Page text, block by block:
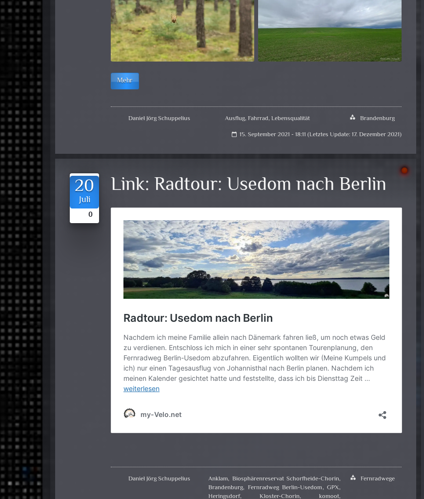
Mehr
Daniel Jörg Schuppelius Ausflug,Fahrrad,Lebensqualität category Brandenburg
calendar_today 15. September 2021 - 18:11 (Letztes Update: 17. Dezember 2021)
20
Juli
0
Link: Radtour: Usedom nach Berlin
Daniel Jörg Schuppelius Anklam, Biosphärenreservat Schorfheide-Chorin,
Brandenburg, Fernradweg Berlin-Usedom,GPX,
Heringsdorf,Kloster-Chorin,komoot,
category Fernradwege